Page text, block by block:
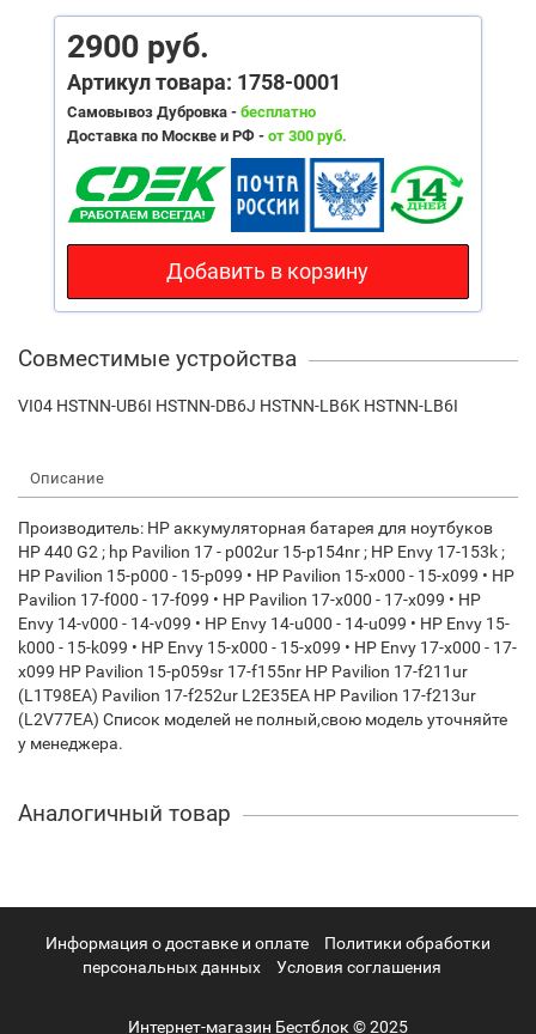
2900 руб.
Артикул товара: 1758-0001
Самовывоз Дубровка - бесплатно
Доставка по Москве и РФ - от 300 руб.
Добавить в корзину
Совместимые устройства
VI04 HSTNN-UB6I HSTNN-DB6J HSTNN-LB6K HSTNN-LB6I
Описание
Производитель: HP аккумуляторная батарея для ноутбуков
HP 440 G2 ; hp Pavilion 17 - p002ur 15-p154nr ; HP Envy 17-153k ;
HP Pavilion 15-p000 - 15-p099 • HP Pavilion 15-x000 - 15-x099 • HP
Pavilion 17-f000 - 17-f099 • HP Pavilion 17-x000 - 17-x099 • HP
Envy 14-v000 - 14-v099 • HP Envy 14-u000 - 14-u099 • HP Envy 15-
k000 - 15-k099 • HP Envy 15-x000 - 15-x099 • HP Envy 17-x000 - 17-
x099 HP Pavilion 15-p059sr 17-f155nr HP Pavilion 17-f211ur
(L1T98EA) Pavilion 17-f252ur L2E35EA HP Pavilion 17-f213ur
(L2V77EA) Список моделей не полный,свою модель уточняйте
у менеджера.
Аналогичный товар
Информация о доставке и оплате
Политики обработки
персональных данных
Условия соглашения
Интернет-магазин Бестблок © 2025